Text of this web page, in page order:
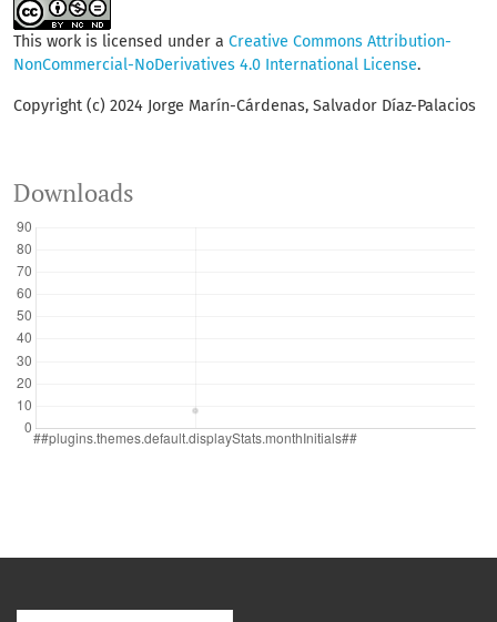
This work is licensed under a Creative Commons Attribution-
NonCommercial-NoDerivatives 4.0 International License.
Copyright (c) 2024 Jorge Marín-Cárdenas, Salvador Díaz-Palacios
Downloads